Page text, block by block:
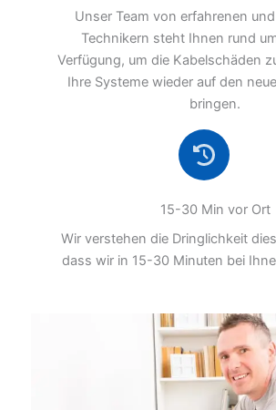
Unser Team von erfahrenen
Technikern steht Ihnen rund
Verfügung, um die Kabelschäden
Ihre Systeme wieder auf den
bringen.
15-30 Min vor Ort
Wir verstehen die Dringlichkeit
dass wir in 15-30 Minuten bei